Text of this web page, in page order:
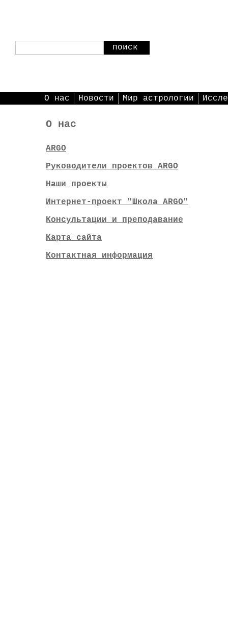
поиск
О нас Новости Мир астрологии
О нас
ARGO
Руководители проектов ARGO
Наши проекты
Интернет-проект "Школа ARGO"
Консультации и преподавание
Карта сайта
Контактная информация